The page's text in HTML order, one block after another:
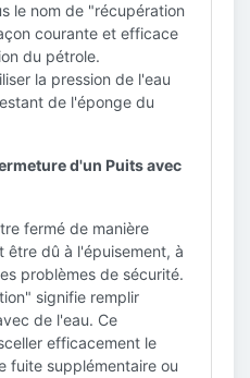
le nom de "récupération
courante et efficace
du pétrole.
la pression de l'eau
de l'éponge du
d'un Puits avec
fermé de manière
être dû à l'épuisement, à
problèmes de sécurité.
signifie remplir
de l'eau. Ce
efficacement le
fuite supplémentaire ou